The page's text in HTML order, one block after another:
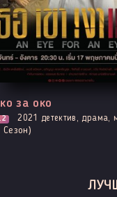
серии
за око
2021 детектив, драма, мистика, криминал, мелодрама,
Сезон)